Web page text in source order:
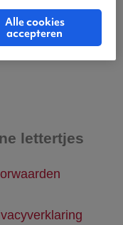
- Asosa
lettertjes
Alle cookies
accepteren